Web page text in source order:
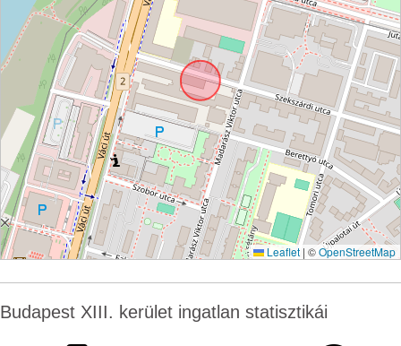
Leaflet | ©OpenStreetMap
Budapest XIII. kerület ingatlan statisztikái